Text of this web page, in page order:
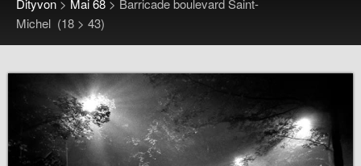
Dityvon > Mai 68 > Barricade boulevard Saint-
Michel (18 > 43)